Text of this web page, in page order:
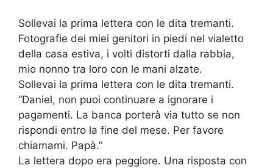
Sollevai la prima lettera con le dita tremanti.
Fotografie dei miei genitori in piedi nel vialetto
della casa estiva, i volti distorti dalla rabbia,
mio nonno tra loro con le mani alzate.
Sollevai la prima lettera con le dita tremanti.
“Daniel, non puoi continuare a ignorare i
pagamenti. La banca porterà via tutto se non
rispondi entro la fine del mese. Per favore
chiamami. Papà.”
La lettera dopo era peggiore. Una risposta con